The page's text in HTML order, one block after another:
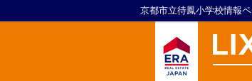
京都市立待鳳小学校情報